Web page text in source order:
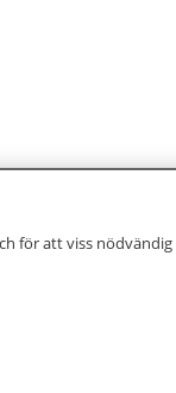
för att viss nödvändig